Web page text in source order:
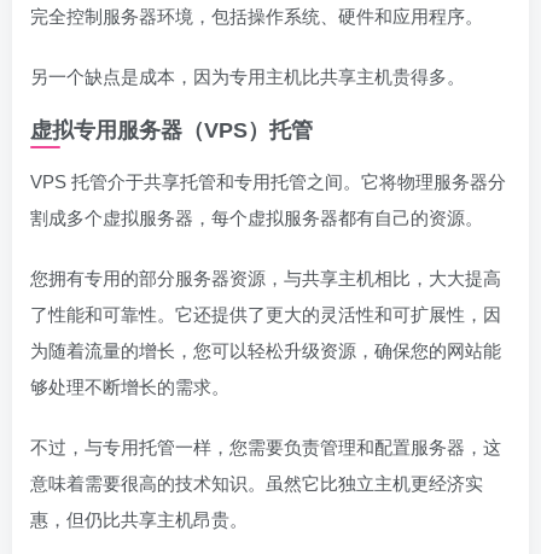
完全控制服务器环境，包括操作系统、硬件和应用程序。
另一个缺点是成本，因为专用主机比共享主机贵得多。
虚拟专用服务器（VPS）托管
VPS 托管介于共享托管和专用托管之间。它将物理服务器分
割成多个虚拟服务器，每个虚拟服务器都有自己的资源。
您拥有专用的部分服务器资源，与共享主机相比，大大提高
了性能和可靠性。它还提供了更大的灵活性和可扩展性，因
为随着流量的增长，您可以轻松升级资源，确保您的网站能
够处理不断增长的需求。
不过，与专用托管一样，您需要负责管理和配置服务器，这
意味着需要很高的技术知识。虽然它比独立主机更经济实
惠，但仍比共享主机昂贵。